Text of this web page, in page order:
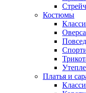
Стрейч
Костюмы
Платья и